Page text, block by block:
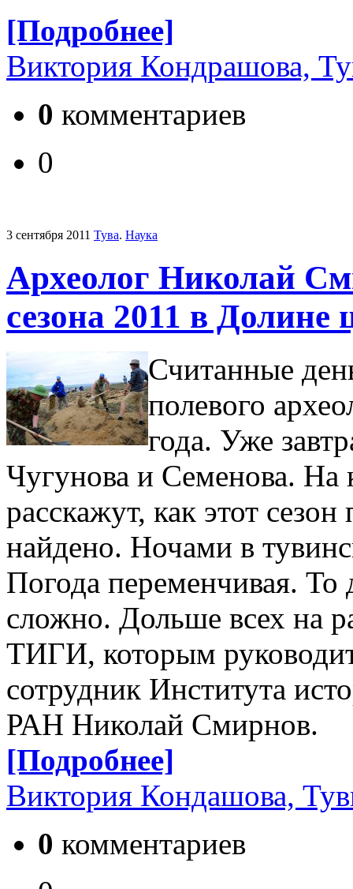
[Подробнее]
Виктория Кондрашова,
0 комментариев
0
3 сентября 2011 Тува. Наука
Археолог Николай
сезона 2011 в Долине
Считанные
полевого
года. Уже
Чугунова и Семенова.
расскажут, как этот
найдено. Ночами в
Погода переменчивая. То
сложно. Дольше всех на
ТИГИ, которым
сотрудник Института
РАН Николай Смирнов.
[Подробнее]
Виктория Кондашова,
0 комментариев